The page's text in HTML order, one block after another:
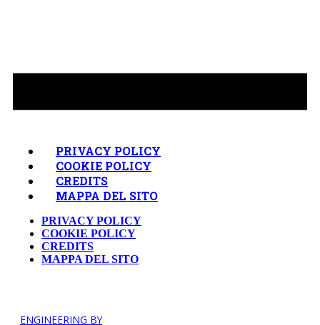
PRIVACY POLICY
COOKIE POLICY
CREDITS
MAPPA DEL SITO
PRIVACY POLICY
COOKIE POLICY
CREDITS
MAPPA DEL SITO
ENGINEERING BY